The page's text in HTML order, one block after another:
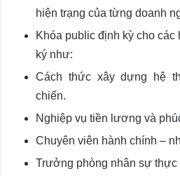
hiện trạng của từng doanh
Khóa public định kỳ cho các
ký như:
Cách thức xây dựng hệ
chiến.
Nghiệp vụ tiền lương và
Chuyên viên hành chính –
Trưởng phòng nhân sự thực